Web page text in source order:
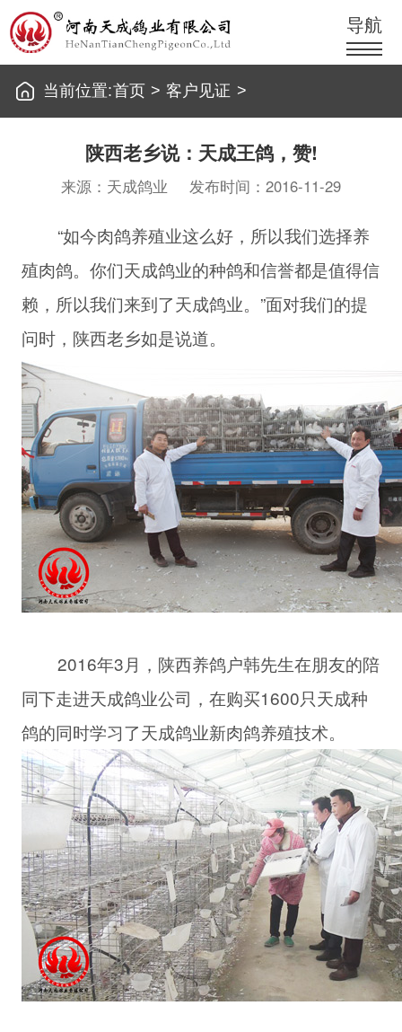
导航
当前位置:首页 > 客户见证 >
陕西老乡说：天成王鸽，赞!
来源：天成鸽业 发布时间：2016-11-29
“如今肉鸽养殖业这么好，所以我们选择养
殖肉鸽。你们天成鸽业的种鸽和信誉都是值得信
赖，所以我们来到了天成鸽业。”面对我们的提
问时，陕西老乡如是说道。
2016年3月，陕西养鸽户韩先生在朋友的陪
同下走进天成鸽业公司，在购买1600只天成种
鸽的同时学习了天成鸽业新肉鸽养殖技术。